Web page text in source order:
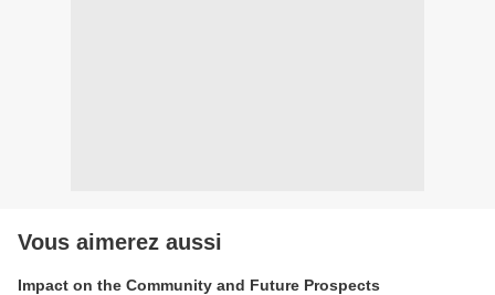
Vous aimerez aussi
Impact on the Community and Future Prospects